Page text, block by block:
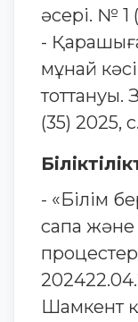
әсері. № 1
-
мұнай
(35) 2025,
- «Білім
сапа
Шамкент